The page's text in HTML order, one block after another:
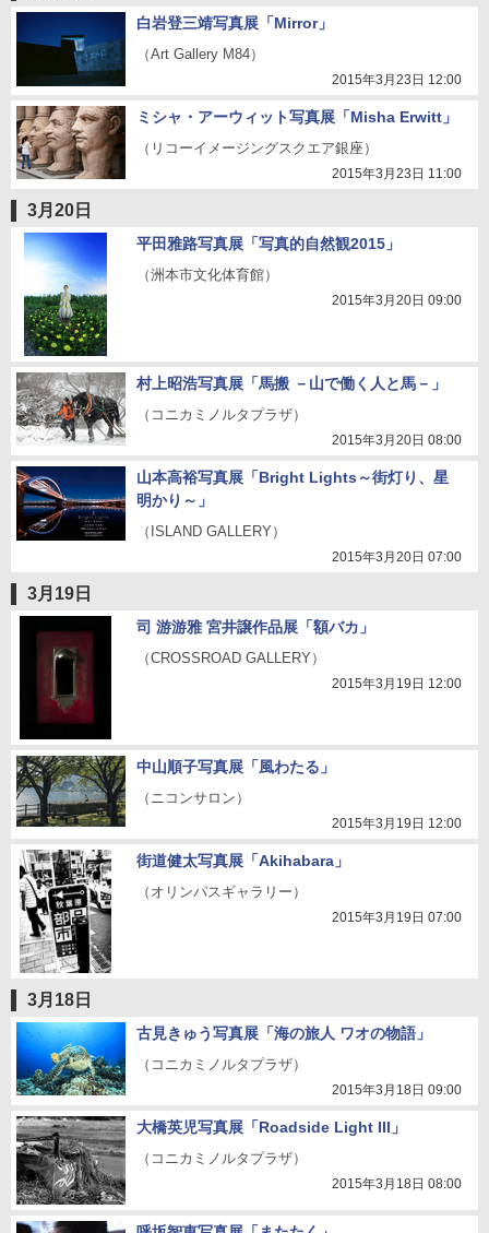
白岩登三靖写真展「Mirror」
（Art Gallery M84）
2015年3月23日 12:00
ミシャ・アーウィット写真展「Misha Erwitt」
（リコーイメージングスクエア銀座）
2015年3月23日 11:00
3月20日
平田雅路写真展「写真的自然観2015」
（洲本市文化体育館）
2015年3月20日 09:00
村上昭浩写真展「馬搬 －山で働く人と馬－」
（コニカミノルタプラザ）
2015年3月20日 08:00
山本高裕写真展「Bright Lights～街灯り、星
明かり～」
（ISLAND GALLERY）
2015年3月20日 07:00
3月19日
司 游游雅 宮井譲作品展「額バカ」
（CROSSROAD GALLERY）
2015年3月19日 12:00
中山順子写真展「風わたる」
（ニコンサロン）
2015年3月19日 12:00
街道健太写真展「Akihabara」
（オリンパスギャラリー）
2015年3月19日 07:00
3月18日
古見きゅう写真展「海の旅人 ワオの物語」
（コニカミノルタプラザ）
2015年3月18日 09:00
大橋英児写真展「Roadside Light III」
（コニカミノルタプラザ）
2015年3月18日 08:00